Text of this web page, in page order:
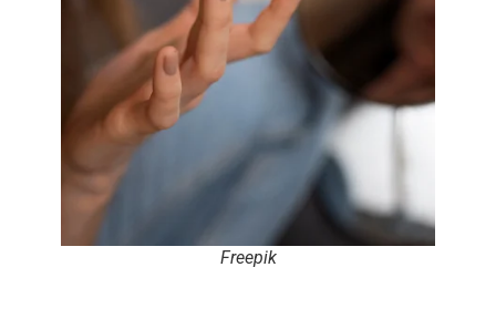
Freepik